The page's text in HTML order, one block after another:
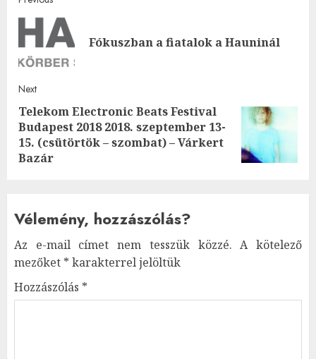
navigationFókuszban a fiatalok a Hauninál
Next
Next
post:
Telekom Electronic Beats Festival
Budapest 2018 2018. szeptember 13-
15. (csütörtök – szombat) – Várkert
Bazár
Vélemény, hozzászólás?
Az e-mail címet nem tesszük közzé. A kötelező
mezőket * karakterrel jelöltük
Hozzászólás *